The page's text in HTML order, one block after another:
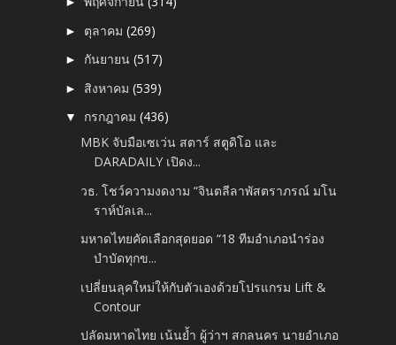
► ตุลาคม(269)
► กันยายน(517)
► สิงหาคม(539)
▼ กรกฎาคม(436)
MBK จับมือเซเว่น สตาร์ สตูดิโอ และ
DARADAILY เปิดง...
วธ. โชว์ความงดงาม “จินตลีลาพัสตราภรณ์ มโน
ราห์บัลเล...
มหาดไทยคัดเลือกสุดยอด “18 ทีมอำเภอนำร่อง
บำบัดทุกข...
เปลี่ยนลุคใหม่ให้กับตัวเองด้วยโปรแกรม Lift &
Contour
ปลัดมหาดไทย เน้นย้ำ ผู้ว่าฯ สกลนคร นายอำเภอ